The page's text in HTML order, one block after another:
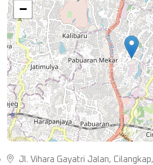
−
Jl. Vihara Gayatri Jalan,